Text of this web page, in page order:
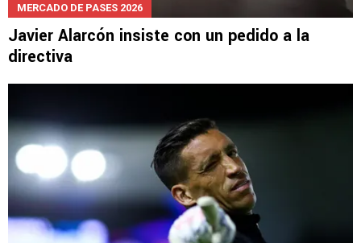
MERCADO DE PASES 2026
Javier Alarcón insiste con un pedido a la
directiva